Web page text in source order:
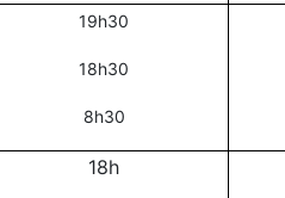
19h30
18h30
8h30
18h